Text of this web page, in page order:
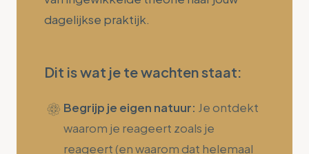
dagelijkse praktijk.
Dit is wat je te wachten staat:
Begrijp je eigen natuur: Je ontdekt
waarom je reageert zoals je
reageert (en waarom dat helemaal